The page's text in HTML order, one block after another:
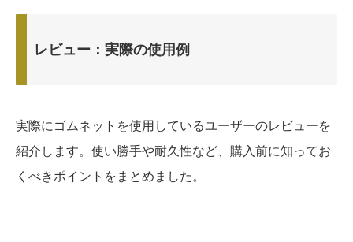
レビュー：実際の使用例
実際にゴムネットを使用しているユーザーのレビューを
紹介します。使い勝手や耐久性など、購入前に知ってお
くべきポイントをまとめました。